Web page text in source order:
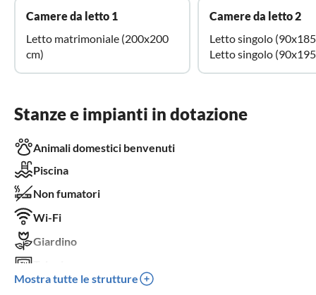
Camere da letto 1
Letto matrimoniale (200x200
cm)
Camere da letto 2
Letto singolo
Letto singolo
Stanze e impianti in dotazione
Animali domestici benvenuti
Piscina
Non fumatori
Wi-Fi
Giardino
Terrazza
Mostra tutte le strutture